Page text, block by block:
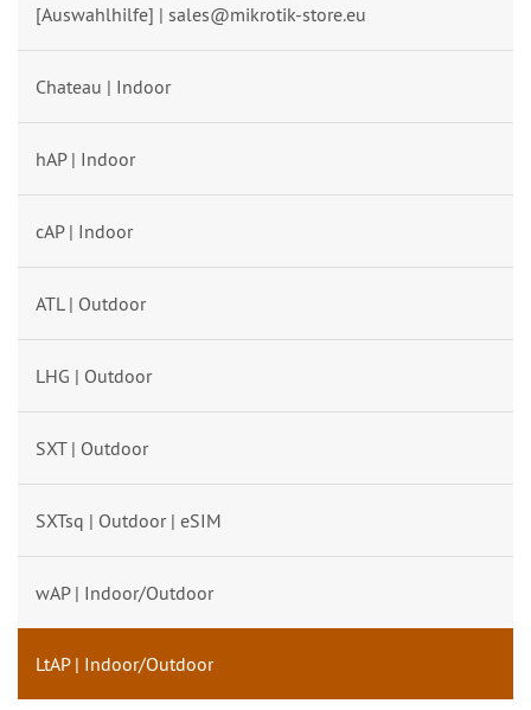
[Auswahlhilfe] | sales@mikrotik-store.eu
Chateau | Indoor
hAP | Indoor
cAP | Indoor
ATL | Outdoor
LHG | Outdoor
SXT | Outdoor
SXTsq | Outdoor | eSIM
wAP | Indoor/Outdoor
LtAP | Indoor/Outdoor